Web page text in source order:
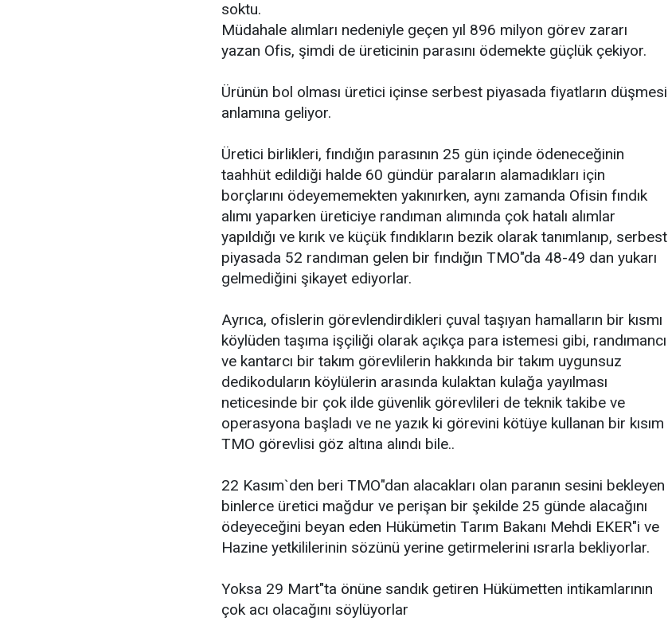
soktu.
Müdahale alımları nedeniyle geçen yıl 896 milyon görev zararı
yazan Ofis, şimdi de üreticinin parasını ödemekte güçlük çekiyor.
Ürünün bol olması üretici içinse serbest piyasada fiyatların düşmesi
anlamına geliyor.
Üretici birlikleri, fındığın parasının 25 gün içinde ödeneceğinin
taahhüt edildiği halde 60 gündür paraların alamadıkları için
borçlarını ödeyememekten yakınırken, aynı zamanda Ofisin fındık
alımı yaparken üreticiye randıman alımında çok hatalı alımlar
yapıldığı ve kırık ve küçük fındıkların bezik olarak tanımlanıp, serbest
piyasada 52 randıman gelen bir fındığın TMO"da 48-49 dan yukarı
gelmediğini şikayet ediyorlar.
Ayrıca, ofislerin görevlendirdikleri çuval taşıyan hamalların bir kısmı
köylüden taşıma işçiliği olarak açıkça para istemesi gibi, randımancı
ve kantarcı bir takım görevlilerin hakkında bir takım uygunsuz
dedikoduların köylülerin arasında kulaktan kulağa yayılması
neticesinde bir çok ilde güvenlik görevlileri de teknik takibe ve
operasyona başladı ve ne yazık ki görevini kötüye kullanan bir kısım
TMO görevlisi göz altına alındı bile..
22 Kasım`den beri TMO"dan alacakları olan paranın sesini bekleyen
binlerce üretici mağdur ve perişan bir şekilde 25 günde alacağını
ödeyeceğini beyan eden Hükümetin Tarım Bakanı Mehdi EKER"i ve
Hazine yetkililerinin sözünü yerine getirmelerini ısrarla bekliyorlar.
Yoksa 29 Mart"ta önüne sandık getiren Hükümetten intikamlarının
çok acı olacağını söylüyorlar